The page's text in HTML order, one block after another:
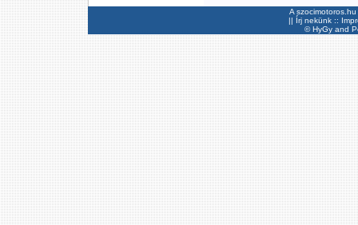
A
|| Írj nekünk ::
©HyGyand